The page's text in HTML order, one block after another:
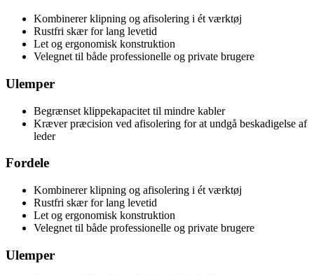
Kombinerer klipning og afisolering i ét værktøj
Rustfri skær for lang levetid
Let og ergonomisk konstruktion
Velegnet til både professionelle og private brugere
Ulemper
Begrænset klippekapacitet til mindre kabler
Kræver præcision ved afisolering for at undgå beskadigelse af
leder
Fordele
Kombinerer klipning og afisolering i ét værktøj
Rustfri skær for lang levetid
Let og ergonomisk konstruktion
Velegnet til både professionelle og private brugere
Ulemper